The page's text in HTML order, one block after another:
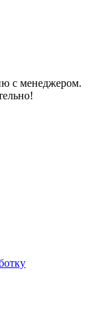
с менеджером.